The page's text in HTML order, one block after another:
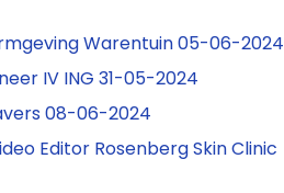
Warentuin 05-06-2024
IV ING 31-05-2024
08-06-2024
Editor Rosenberg Skin Clinic